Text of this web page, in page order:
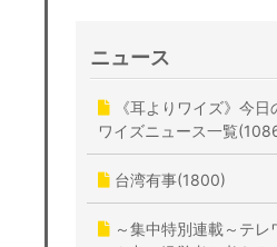
ニュース
《耳よりワイズ》今日
ワイズニュース一覧
台湾有事(1800)
～集中特別連載～テレ